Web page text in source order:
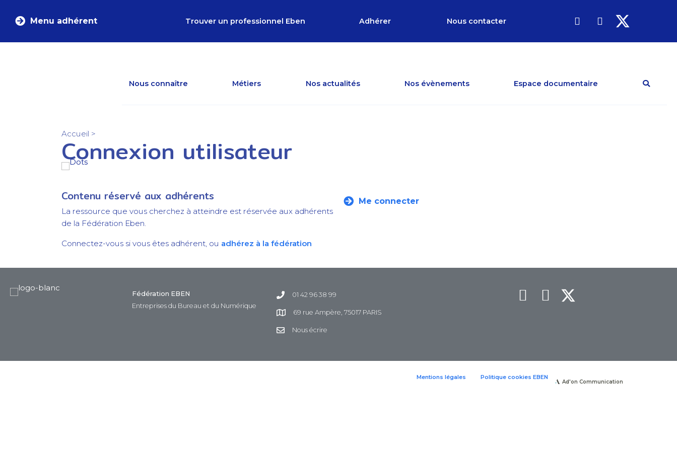
Menu adhérent Trouver un professionnel Eben Adhérer Nous contacter
Nous connaître Métiers Nos actualités Nos évènements Espace documentaire
Accueil >
Connexion utilisateur
Contenu réservé aux adhérents
La ressource que vous cherchez à atteindre est réservée aux adhérents
de la Fédération Eben.
Connectez-vous si vous êtes adhérent, ou adhérez à la fédération
Me connecter
Fédération EBEN
Entreprises du Bureau et du Numérique
01 42 96 38 99
69 rue Ampère, 75017 PARIS
Nous écrire
Mentions légales Politique cookies EBEN
Ad'on Communication